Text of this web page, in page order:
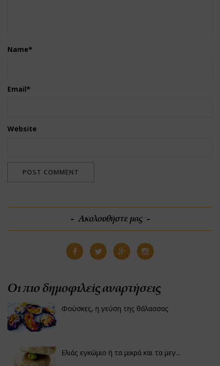
Name*
Email*
Website
Ακολουθήστε μας
Οι πιο δημοφιλείς αναρτήσεις
Φούσκες, η γεύση της θάλασσας
Ελιάς εγκώμιο ή τα μικρά και τα μεγ...